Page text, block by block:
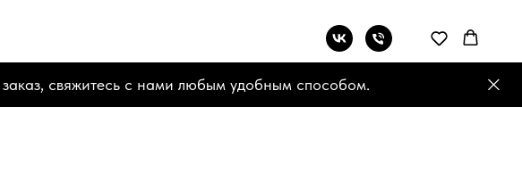
свяжитесь с нами любым удобным способом.